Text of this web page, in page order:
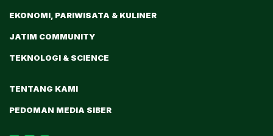
EKONOMI, PARIWISATA & KULINER
JATIM COMMUNITY
TEKNOLOGI & SCIENCE
TENTANG KAMI
PEDOMAN MEDIA SIBER